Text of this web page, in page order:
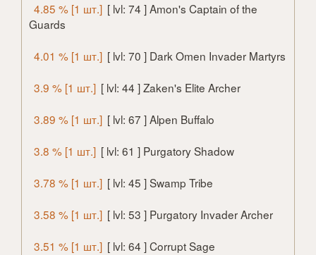
4.85 % [1 шт.] [ lvl: 74 ] Amon's Captain of the
Guards
4.01 % [1 шт.] [ lvl: 70 ] Dark Omen Invader Martyrs
3.9 % [1 шт.] [ lvl: 44 ] Zaken's Elite Archer
3.89 % [1 шт.] [ lvl: 67 ] Alpen Buffalo
3.8 % [1 шт.] [ lvl: 61 ] Purgatory Shadow
3.78 % [1 шт.] [ lvl: 45 ] Swamp Tribe
3.58 % [1 шт.] [ lvl: 53 ] Purgatory Invader Archer
3.51 % [1 шт.] [ lvl: 64 ] Corrupt Sage